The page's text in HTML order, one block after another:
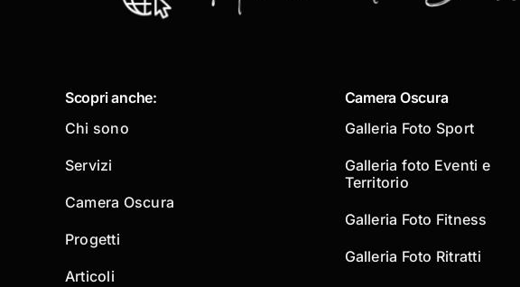
Scopri anche:
Chi sono
Servizi
Camera Oscura
Progetti
Articoli
Camera Oscura
Galleria Foto Sport
Galleria foto Eventi e
Territorio
Galleria Foto Fitness
Galleria Foto Ritratti